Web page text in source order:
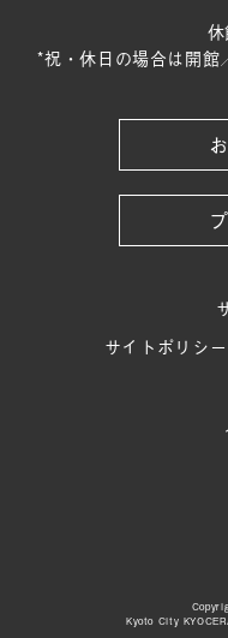
*祝・休日の場合は開館
サイトポリシ
Kyoto City